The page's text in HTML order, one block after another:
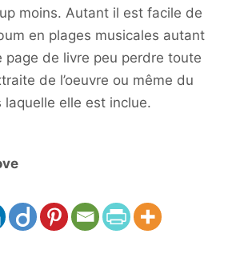
moins. Autant il est facile de
en plages musicales autant
page de livre peu perdre toute
de l’oeuvre ou même du
laquelle elle est inclue.